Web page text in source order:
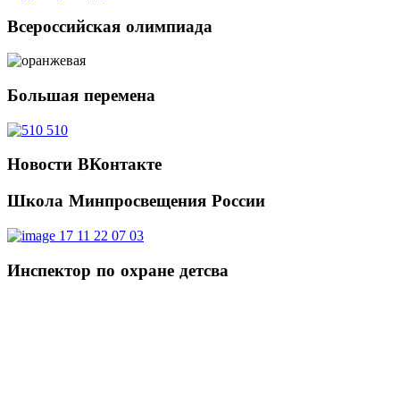
Всероссийская олимпиада
Большая перемена
Новости ВКонтакте
Школа Минпросвещения России
Инспектор по охране детсва